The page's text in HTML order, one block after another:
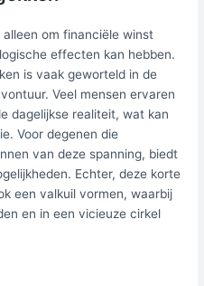
om financiële winst
effecten kan hebben.
is vaak geworteld in de
Veel mensen ervaren
dagelijkse realiteit, wat kan
Voor degenen die
van deze spanning, biedt
Echter, deze korte
een valkuil vormen, waarbij
en in een vicieuze cirkel